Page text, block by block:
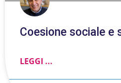
Coesione sociale e
LEGGI ...